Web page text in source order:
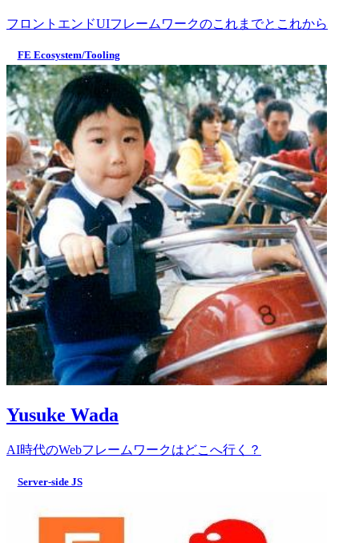
フロントエンドUIフレームワークのこれまでとこれから
FE Ecosystem/Tooling
Yusuke Wada
AI時代のWebフレームワークはどこへ行く？
Server-side JS